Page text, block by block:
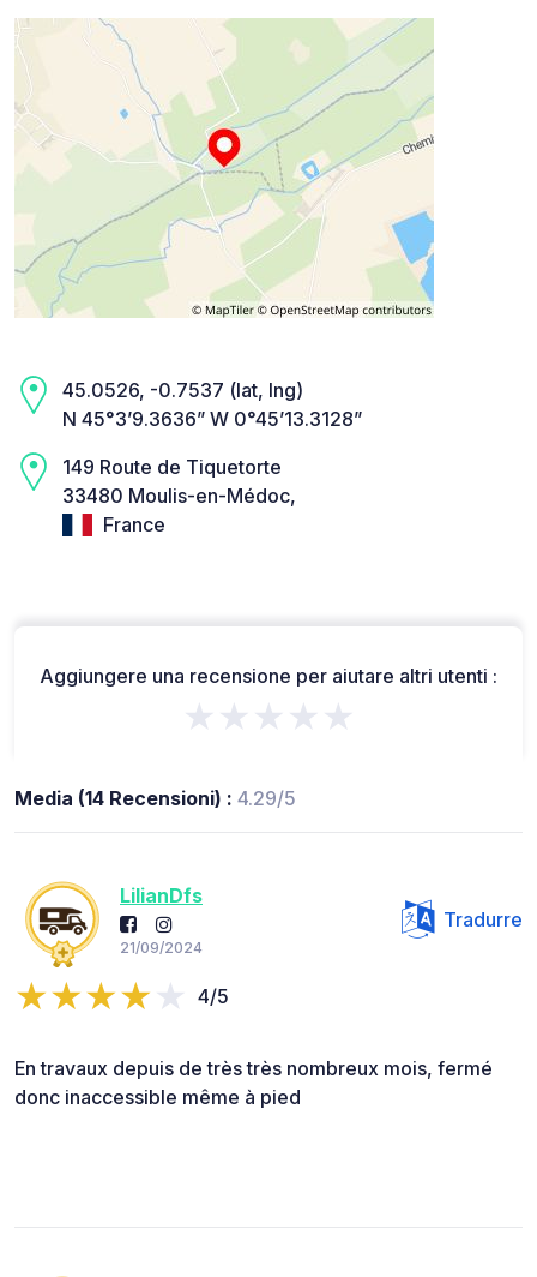
45.0526, -0.7537 (lat, lng)
N 45°3’9.3636” W 0°45’13.3128”
149 Route de Tiquetorte
33480 Moulis-en-Médoc,
France
Aggiungere una recensione per aiutare altri utenti :
★★★★★
Media (14 Recensioni) : 4.29/5
LilianDfs
21/09/2024
Tradurre
4/5
En travaux depuis de très très nombreux mois, fermé
donc inaccessible même à pied